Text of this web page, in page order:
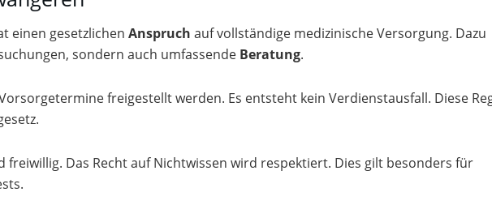
einen gesetzlichen Anspruch auf vollständige medizinische Versorgung. Dazu
sondern auch umfassende Beratung.
freigestellt werden. Es entsteht kein Verdienstausfall. Diese
freiwillig. Das Recht auf Nichtwissen wird respektiert. Dies gilt besonders für